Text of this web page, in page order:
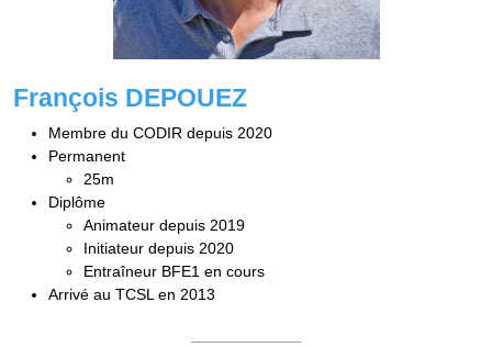
François DEPOUEZ
Membre du CODIR depuis 2020
Permanent
25m
Diplôme
Animateur depuis 2019
Initiateur depuis 2020
Entraîneur BFE1 en cours
Arrivé au TCSL en 2013